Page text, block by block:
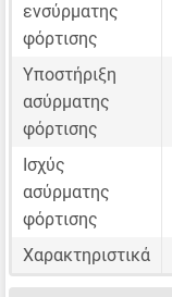
ενσύρματης
φόρτισης
Υποστήριξη
ασύρματης
φόρτισης
Ισχύς
ασύρματης
φόρτισης
Χαρακτηριστικά